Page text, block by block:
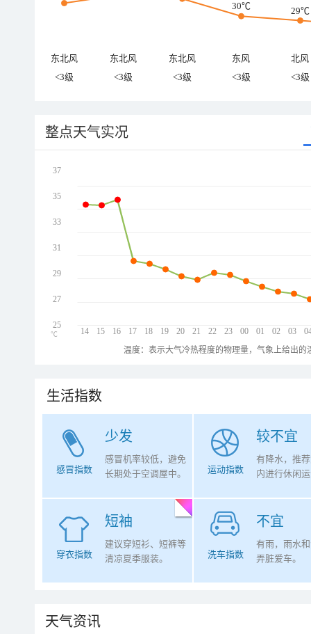
30℃
29℃
东北风 东北风 东北风 东风
北风
<3级
<3级 <3级 <3级 <3级
整点天气实况
14 15 16 17 18 19 20 21 22 23 00 01 02 03
37
35
33
31
29
27
25
℃
温度：表示大气冷热程度的物理量，气象上给出
生活指数
少发
感冒指数
感冒机率较低，避免
长期处于空调屋中。
较不宜
运动指数
有降水，推
内进行休闲
短袖
穿衣指数
建议穿短衫、短裤等
清凉夏季服装。
不宜
洗车指数
有雨，雨水
弄脏爱车。
天气资讯